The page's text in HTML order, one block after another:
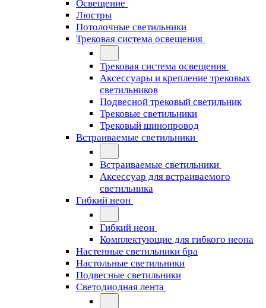
Освещение
Люстры
Потолочные светильники
Трековая система освещения
Трековая система освещения
Аксессуары и крепление трековых
светильников
Подвесной трековый светильник
Трековые светильники
Трековый шинопровод
Встраиваемые светильники
Встраиваемые светильники
Аксессуар для встраиваемого
светильника
Гибкий неон
Гибкий неон
Комплектующие для гибкого неона
Настенные светильники бра
Настольные светильники
Подвесные светильники
Светодиодная лента